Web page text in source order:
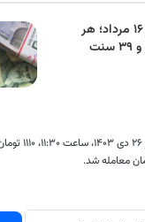
قیمت جهانی طلا امروز ۱۶ مرداد؛ هر
اونس طلا به ۴۲۶۲ دلار و ۳۹ سنت